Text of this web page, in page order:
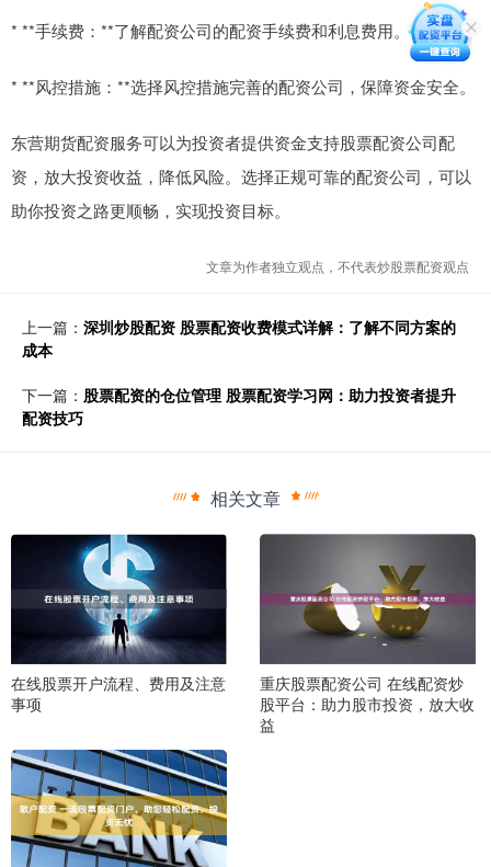
* **手续费：**了解配资公司的配资手续费和利息费用。
* **风控措施：**选择风控措施完善的配资公司，保障资金安全。
东营期货配资服务可以为投资者提供资金支持股票配资公司配
资，放大投资收益，降低风险。选择正规可靠的配资公司，可以
助你投资之路更顺畅，实现投资目标。
文章为作者独立观点，不代表炒股票配资观点
上一篇： 深圳炒股配资 股票配资收费模式详解：了解不同方案的
成本
下一篇： 股票配资的仓位管理 股票配资学习网：助力投资者提升
配资技巧
相关文章
在线股票开户流程、费用及注意
事项
重庆股票配资公司 在线配资炒
股平台：助力股市投资，放大收
益